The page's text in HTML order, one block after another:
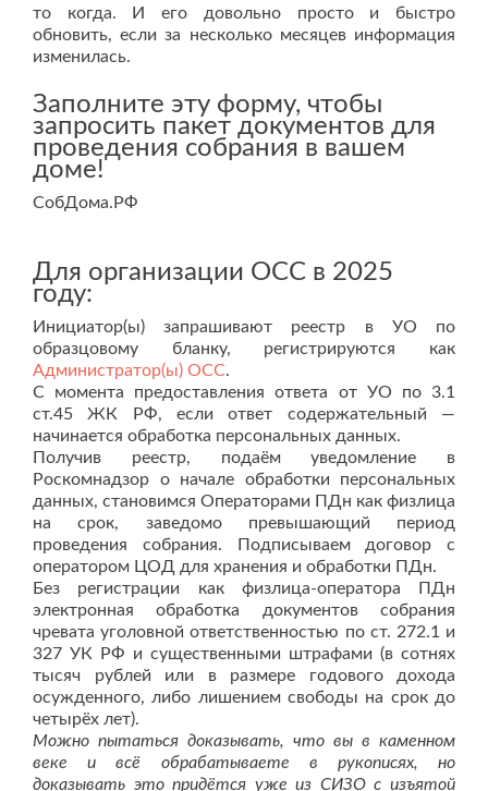
то когда. И его довольно просто и быстро
обновить, если за несколько месяцев информация
изменилась.
Заполните эту форму, чтобы
запросить пакет документов для
проведения собрания в вашем
доме!
СобДома.РФ
Для организации ОСС в 2025
году:
Инициатор(ы) запрашивают реестр в УО по
образцовому бланку, регистрируются как
Администратор(ы) ОСС.
С момента предоставления ответа от УО по 3.1
ст.45 ЖК РФ, если ответ содержательный —
начинается обработка персональных данных.
Получив реестр, подаём уведомление в
Роскомнадзор о начале обработки персональных
данных, становимся Операторами ПДн как физлица
на срок, заведомо превышающий период
проведения собрания. Подписываем договор с
оператором ЦОД для хранения и обработки ПДн.
Без регистрации как физлица-оператора ПДн
электронная обработка документов собрания
чревата уголовной ответственностью по ст. 272.1 и
327 УК РФ и существенными штрафами (в сотнях
тысяч рублей или в размере годового дохода
осужденного, либо лишением свободы на срок до
четырёх лет).
Можно пытаться доказывать, что вы в каменном
веке и всё обрабатываете в рукописях, но
доказывать это придётся уже из СИЗО с изъятой